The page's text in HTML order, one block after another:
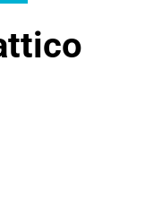
opzioni
di